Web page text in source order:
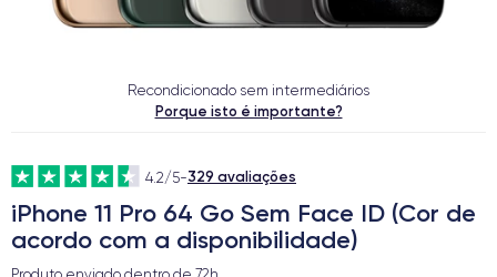
Recondicionado sem intermediários
Porque isto é importante?
4.2/5-329 avaliações
iPhone 11 Pro 64 Go Sem Face ID (Cor de
acordo com a disponibilidade)